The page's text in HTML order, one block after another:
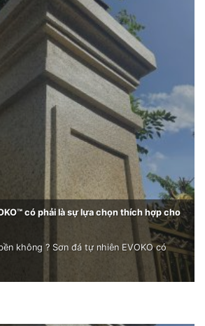
có phải là sự lựa chọn thích hợp cho
không ? Sơn đá tự nhiên EVOKO có